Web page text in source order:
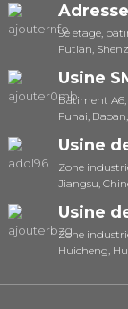
9e étage,
Futian,
Usine
Bâtiment
Fuhai,
Usine
Zone
Jiangsu,
Usine
Zone
Huicheng,